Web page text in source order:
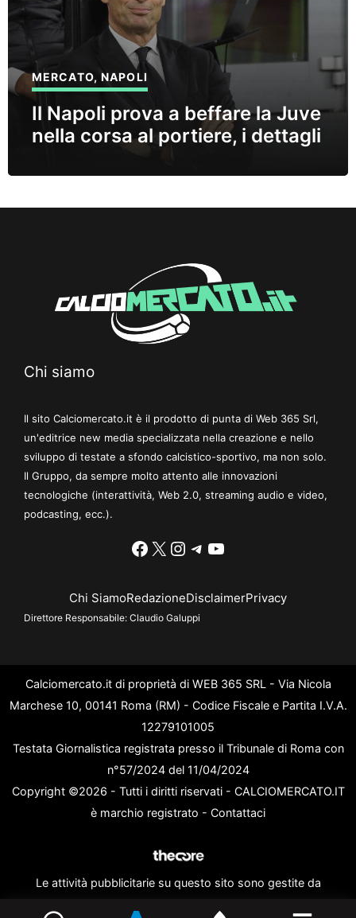
MERCATO, NAPOLI
Il Napoli prova a beffare la Juve
nella corsa al portiere, i dettagli
Chi siamo
Il sito Calciomercato.it è il prodotto di punta di Web 365 Srl,
un'editrice new media specializzata nella creazione e nello
sviluppo di testate a sfondo calcistico-sportivo, ma non solo.
Il Gruppo, da sempre molto attento alle innovazioni
tecnologiche (interattività, Web 2.0, streaming audio e video,
podcasting, ecc.).
Facebook
X Instagram
Telegram
YouTube
Chi SiamoRedazioneDisclaimerPrivacy
Direttore Responsabile: Claudio Galuppi
Calciomercato.it di proprietà di WEB 365 SRL - Via Nicola
Marchese 10, 00141 Roma (RM) - Codice Fiscale e Partita I.V.A.
12279101005
Testata Giornalistica registrata presso il Tribunale di Roma con
n°57/2024 del 11/04/2024
Copyright ©2026 - Tutti i diritti riservati - CALCIOMERCATO.IT
è marchio registrato - Contattaci
Le attività pubblicitarie su questo sito sono gestite da